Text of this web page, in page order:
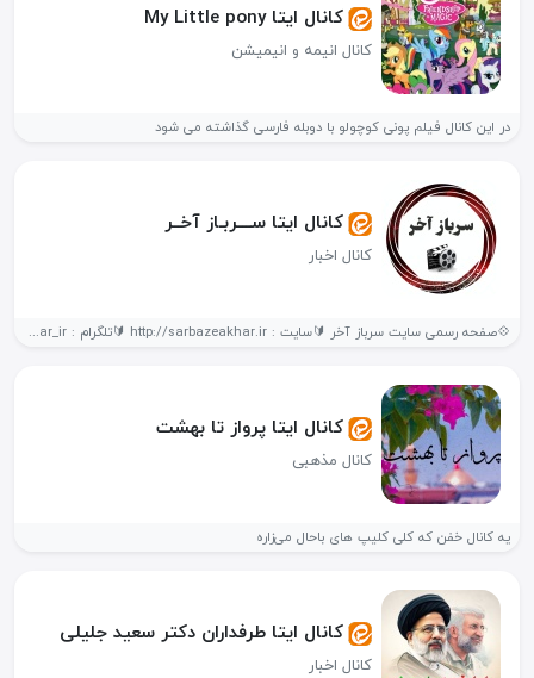
کانال ایتا My Little pony
کانال انیمه و انیمیشن
در این کانال فیلم پونی کوچولو با دوبله فارسی گذاشته می شود
کانال ایتا ســــربـاز آخــر
کانال اخبار
💠صفحه رسمی سایت سرباز آخر 🔰سایت : http://sarbazeakhar.ir 🔰تلگرام : https://t.me/sarbazeakhar_ir
کانال ایتا پرواز تا بهشت
کانال مذهبی
یه کانال خفن که کلی کلیپ های باحال می‌زاره
کانال ایتا طرفداران دکتر سعید جلیلی
کانال اخبار